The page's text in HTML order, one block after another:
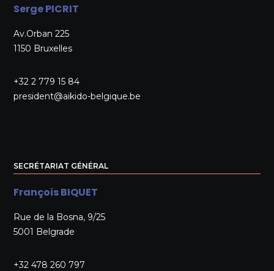
Serge PICRIT
Av.Orban 225
1150 Bruxelles
+32 2 779 15 84
president@aikido-belgique.be
SECRÉTARIAT GÉNÉRAL
François BIQUET
Rue de la Bosna, 9/25
5001 Belgrade
+32 478 260 797